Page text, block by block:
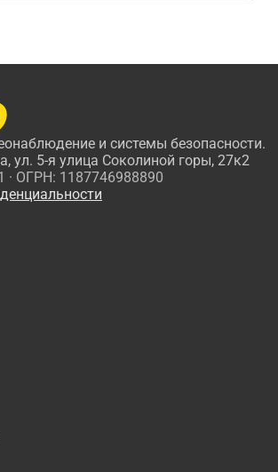
и системы безопасности.
ул. 5-я улица Соколиной горы, 27к2
· ОГРН: 1187746988890